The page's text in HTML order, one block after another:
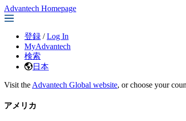
Advantech Homepage
登録 / Log In
MyAdvantech
検索
日本
Visit the Advantech Global website, or choose your
アメリカ